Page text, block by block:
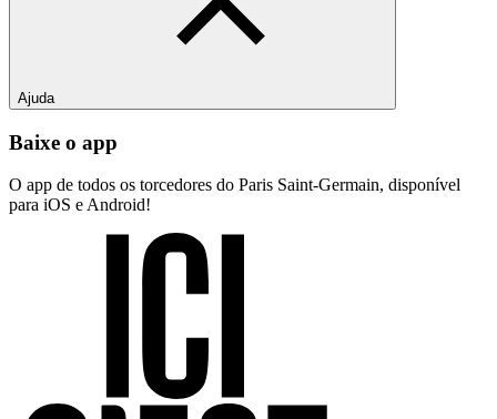
Ajuda
Baixe o app
O app de todos os torcedores do Paris Saint-Germain, disponível
para iOS e Android!